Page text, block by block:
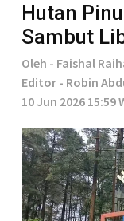
Hutan
Sambut
Oleh - Faishal
Editor - Robin
10 Jun 2026 15:59